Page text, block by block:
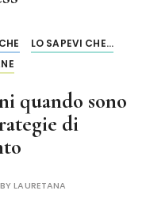
LO SAPEVI CHE...
quando sono
di
BYLAURETANA